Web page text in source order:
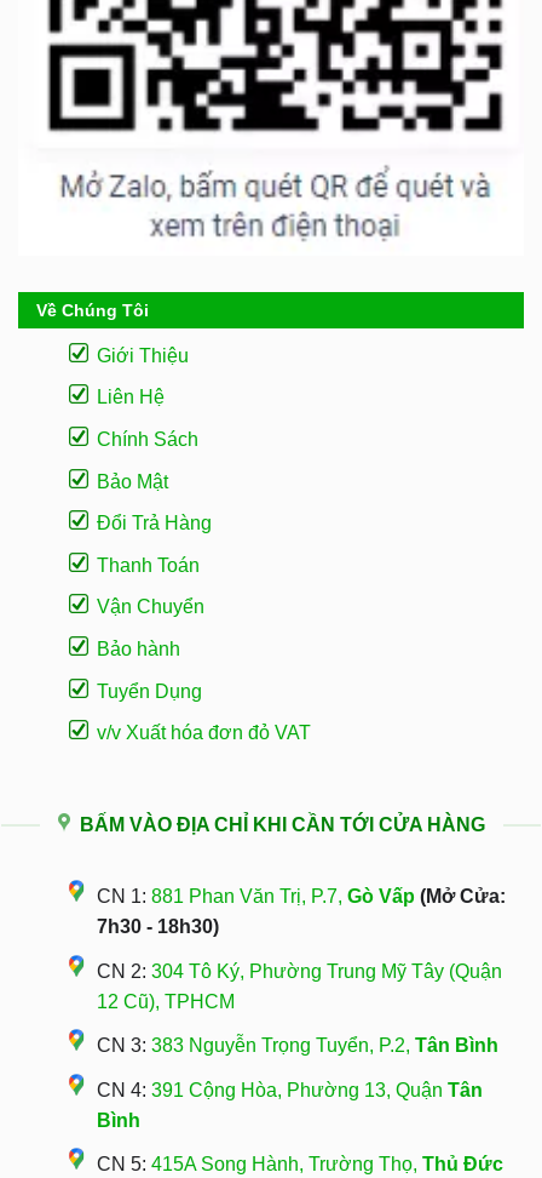
Về Chúng Tôi
Giới Thiệu
Liên Hệ
Chính Sách
Bảo Mật
Đổi Trả Hàng
Thanh Toán
Vận Chuyển
Bảo hành
Tuyển Dụng
v/v Xuất hóa đơn đỏ VAT
BẤM VÀO ĐỊA CHỈ KHI CẦN TỚI CỬA HÀNG
CN 1: 881 Phan Văn Trị, P.7, Gò Vấp (Mở Cửa:
7h30 - 18h30)
CN 2: 304 Tô Ký, Phường Trung Mỹ Tây (Quận
12 Cũ), TPHCM
CN 3: 383 Nguyễn Trọng Tuyển, P.2, Tân Bình
CN 4: 391 Cộng Hòa, Phường 13, Quận Tân
Bình
CN 5: 415A Song Hành, Trường Thọ, Thủ Đức